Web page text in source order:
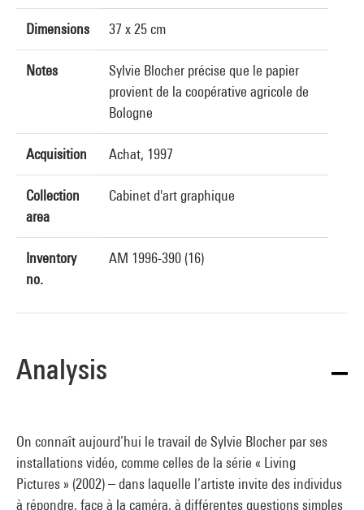
Dimensions 37 x 25 cm
Notes
Sylvie Blocher précise que le papier
provient de la coopérative agricole de
Bologne
Acquisition Achat, 1997
Collection
area
Cabinet d'art graphique
Inventory
no.
AM 1996-390 (16)
Analysis
On connaît aujourd’hui le travail de Sylvie Blocher par ses
installations vidéo, comme celles de la série « Living
Pictures » (2002) – dans laquelle l’artiste invite des individus
à répondre, face à la caméra, à différentes questions simples